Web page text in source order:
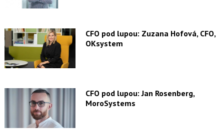
CFO pod lupou: Zuzana Hofová, CFO,
OKsystem
CFO pod lupou: Jan Rosenberg,
MoroSystems